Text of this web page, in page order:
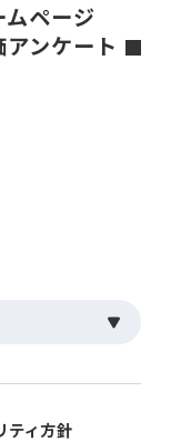
ムページ
アンケート
ティ方針